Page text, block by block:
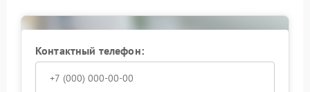
Контактный телефон: